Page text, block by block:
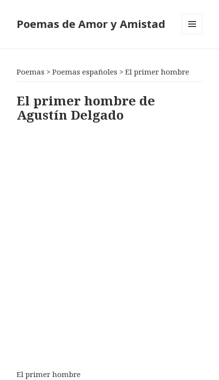
Poemas de Amor y Amistad
Poemas >Poemas españoles >El primer hombre
El primer hombre de
Agustín Delgado
El primer hombre